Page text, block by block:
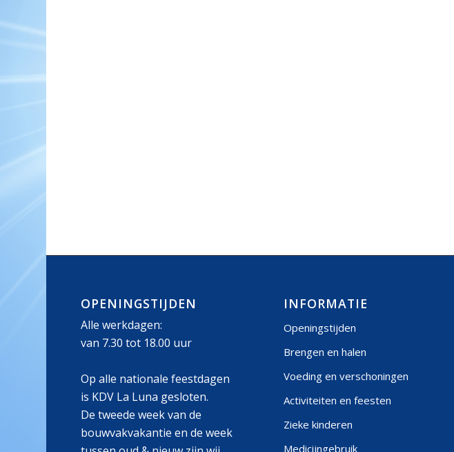
OPENINGSTIJDEN
Alle werkdagen:
van 7.30 tot 18.00 uur
Op alle nationale feestdagen
is KDV La Luna gesloten.
De tweede week van de
bouwvakvakantie en de week
INFORMATIE
Openingstijden
Brengen en halen
Voeding en verschoningen
Activiteiten en feesten
Zieke kinderen
Medicijngebruik